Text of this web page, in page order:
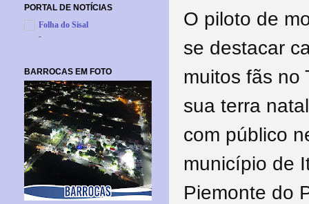
O piloto de
se destacar
muitos fãs no
sua terra
com público
município de
Piemonte do
PORTAL DE NOTÍCIAS
Folha do Sisal
-
BARROCAS EM FOTO